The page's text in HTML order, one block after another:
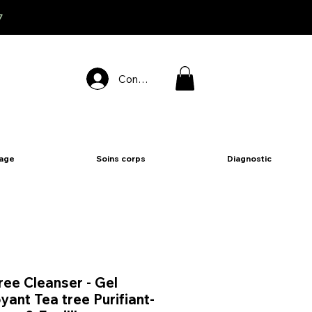
Connexion
Soins corps Diagnostic
Cleanser - Gel
Tea tree Purifiant-